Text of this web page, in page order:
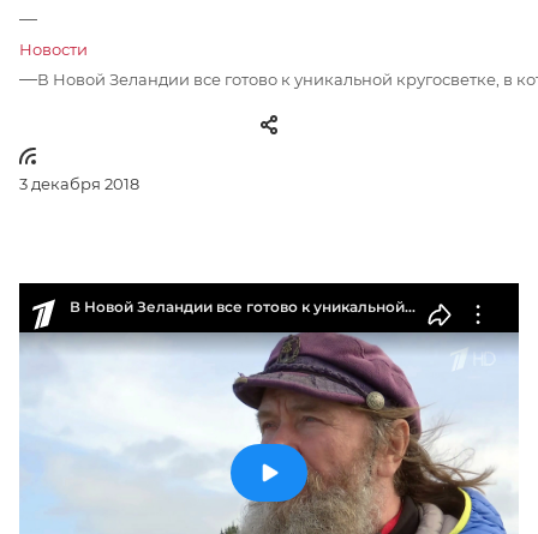
—
Новости
—В Новой Зеландии все готово к уникальной кругосветке, в
3 декабря 2018